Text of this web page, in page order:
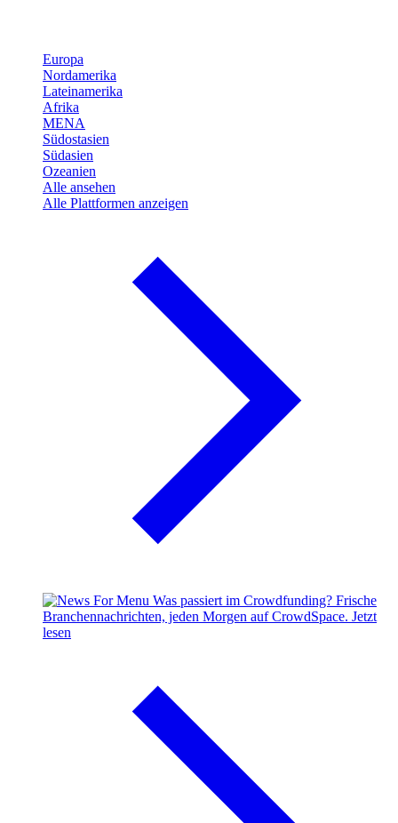
Europa
Nordamerika
Lateinamerika
Afrika
MENA
Südostasien
Südasien
Ozeanien
Alle ansehen
Alle Plattformen anzeigen
Was passiert im Crowdfunding? Frische
Branchennachrichten, jeden Morgen auf CrowdSpace. Jetzt
lesen